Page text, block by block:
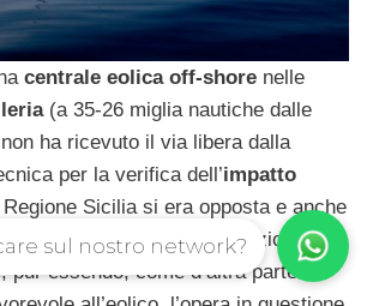
centrale eolica off-shore nelle
(a 35-26 miglia nautiche dalle
ha ricevuto il via libera dalla
per la verifica dell’impatto
Regione Sicilia si era opposta e anche
osteggiato la realizzazione
pur essendo, come d’altra parte è
sul nostro network?